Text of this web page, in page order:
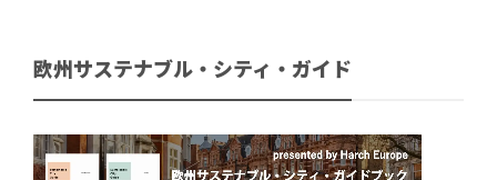
欧州サステナブル・シティ・ガイド